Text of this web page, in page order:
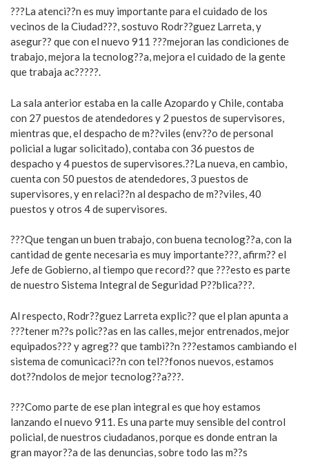
???La atenci??n es muy importante para el cuidado de los
vecinos de la Ciudad???, sostuvo Rodr??guez Larreta, y
asegur?? que con el nuevo 911 ???mejoran las condiciones de
trabajo, mejora la tecnolog??a, mejora el cuidado de la gente
que trabaja ac?????.
La sala anterior estaba en la calle Azopardo y Chile, contaba
con 27 puestos de atendedores y 2 puestos de supervisores,
mientras que, el despacho de m??viles (env??o de personal
policial a lugar solicitado), contaba con 36 puestos de
despacho y 4 puestos de supervisores.??La nueva, en cambio,
cuenta con 50 puestos de atendedores, 3 puestos de
supervisores, y en relaci??n al despacho de m??viles, 40
puestos y otros 4 de supervisores.
???Que tengan un buen trabajo, con buena tecnolog??a, con la
cantidad de gente necesaria es muy importante???, afirm?? el
Jefe de Gobierno, al tiempo que record?? que ???esto es parte
de nuestro Sistema Integral de Seguridad P??blica???.
Al respecto, Rodr??guez Larreta explic?? que el plan apunta a
???tener m??s polic??as en las calles, mejor entrenados, mejor
equipados??? y agreg?? que tambi??n ???estamos cambiando el
sistema de comunicaci??n con tel??fonos nuevos, estamos
dot??ndolos de mejor tecnolog??a???.
???Como parte de ese plan integral es que hoy estamos
lanzando el nuevo 911. Es una parte muy sensible del control
policial, de nuestros ciudadanos, porque es donde entran la
gran mayor??a de las denuncias, sobre todo las m??s